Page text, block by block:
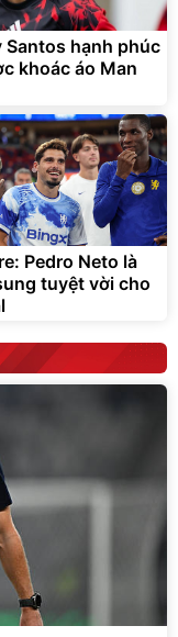
Santos hạnh phúc
khoác áo Man
Pedro Neto là
tuyệt vời cho